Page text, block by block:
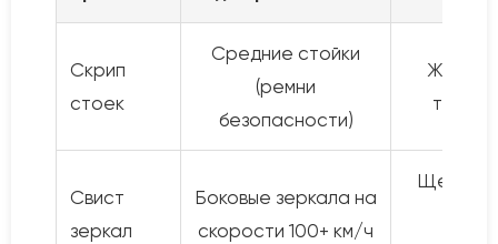
Скрип
стоек
Средние стойки
(ремни
безопасности)
Свист
зеркал
Боковые зеркала на
скорости 100+ км/ч
Щели в